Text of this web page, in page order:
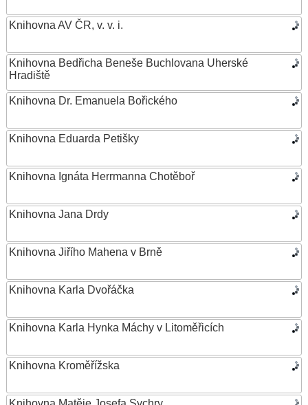
Knihovna AV ČR, v. v. i.
Knihovna Bedřicha Beneše Buchlovana Uherské
Hradiště
Knihovna Dr. Emanuela Bořického
Knihovna Eduarda Petišky
Knihovna Ignáta Herrmanna Chotěboř
Knihovna Jana Drdy
Knihovna Jiřího Mahena v Brně
Knihovna Karla Dvořáčka
Knihovna Karla Hynka Máchy v Litoměřicích
Knihovna Kroměřížska